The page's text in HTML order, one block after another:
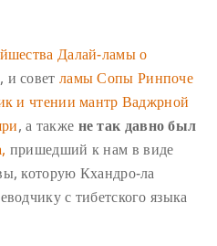
Далай-ламы о
, и совет ламы Сопы Ринпоче
и чтении мантр Ваджрной
, а также не так давно был
, пришедший к нам в виде
которую Кхандро-ла
с тибетского языка